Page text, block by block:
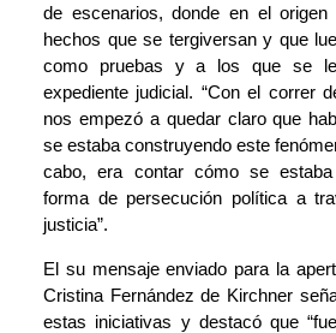
de escenarios, donde en el
hechos que se tergiversan y que
como pruebas y a los que se
expediente judicial. “Con el correr
nos empezó a quedar claro que
se estaba construyendo este
cabo, era contar cómo se
forma de persecución política a
justicia”.
El su mensaje enviado para la
Cristina Fernández de Kirchner
estas iniciativas y destacó que